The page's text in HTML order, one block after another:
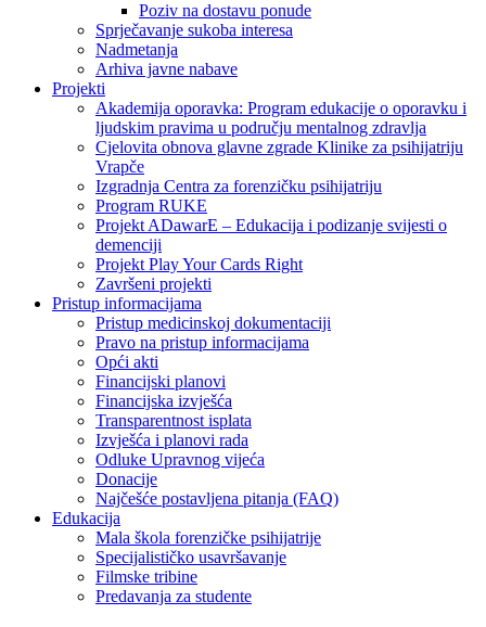
Poziv na dostavu ponude
Sprječavanje sukoba interesa
Nadmetanja
Arhiva javne nabave
Projekti
Akademija oporavka: Program edukacije o oporavku i
ljudskim pravima u području mentalnog zdravlja
Cjelovita obnova glavne zgrade Klinike za psihijatriju
Vrapče
Izgradnja Centra za forenzičku psihijatriju
Program RUKE
Projekt ADawarE – Edukacija i podizanje svijesti o
demenciji
Projekt Play Your Cards Right
Završeni projekti
Pristup informacijama
Pristup medicinskoj dokumentaciji
Pravo na pristup informacijama
Opći akti
Financijski planovi
Financijska izvješća
Transparentnost isplata
Izvješća i planovi rada
Odluke Upravnog vijeća
Donacije
Najčešće postavljena pitanja (FAQ)
Edukacija
Mala škola forenzičke psihijatrije
Specijalističko usavršavanje
Filmske tribine
Predavanja za studente